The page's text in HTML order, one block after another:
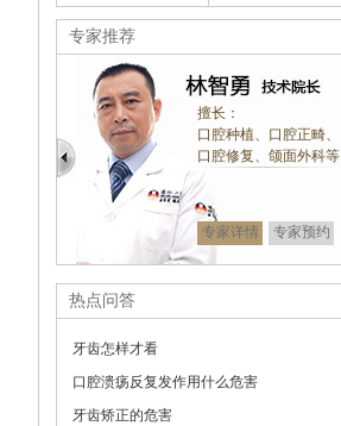
专家推荐
擅长：
口腔种植、口腔正畸、
口腔修复、颌面外科等
专家详情 专家预约
热点问答
牙齿怎样才看
口腔溃疡反复发作用什么危害
牙齿矫正的危害